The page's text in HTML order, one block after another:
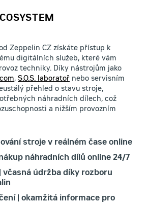
Zeppelin CZ získáte přístup k
digitálních služeb, které vám
techniky. Díky nástrojům jako
, S.O.S. laboratoř nebo servisním
přehled o stavu stroje,
náhradních dílech, což
a nižším provozním
stroje v reálném čase online
náhradních dílů online 24/7
| včasná údržba díky rozboru
| okamžitá informace pro